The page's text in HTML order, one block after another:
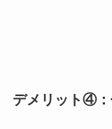
デメリット④：